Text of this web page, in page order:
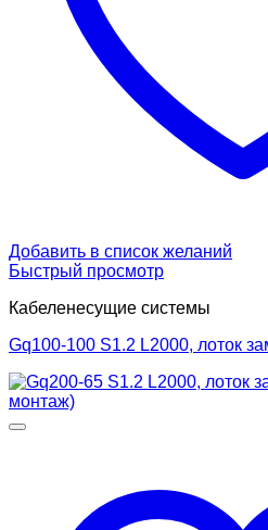
Добавить в список желаний
Быстрый просмотр
Кабеленесущие системы
Gq100-100 S1.2 L2000, лоток